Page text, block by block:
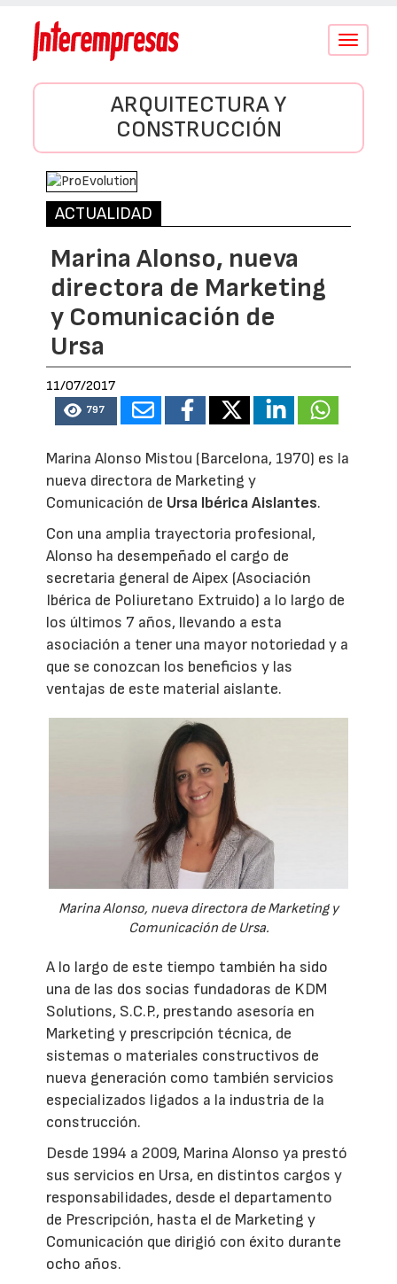
Conmutar
ARQUITECTURA Y
CONSTRUCCIÓN
ACTUALIDAD
Marina Alonso, nueva
directora de Marketing
y Comunicación de
Ursa
11/07/2017
797
Marina Alonso Mistou (Barcelona, 1970) es la
nueva directora de Marketing y
Comunicación de Ursa Ibérica Aislantes.
Con una amplia trayectoria profesional,
Alonso ha desempeñado el cargo de
secretaria general de Aipex (Asociación
Ibérica de Poliuretano Extruido) a lo largo de
los últimos 7 años, llevando a esta
asociación a tener una mayor notoriedad y a
que se conozcan los beneficios y las
ventajas de este material aislante.
Marina Alonso, nueva directora de Marketing y
Comunicación de Ursa.
A lo largo de este tiempo también ha sido
una de las dos socias fundadoras de KDM
Solutions, S.C.P., prestando asesoría en
Marketing y prescripción técnica, de
sistemas o materiales constructivos de
nueva generación como también servicios
especializados ligados a la industria de la
construcción.
Desde 1994 a 2009, Marina Alonso ya prestó
sus servicios en Ursa, en distintos cargos y
responsabilidades, desde el departamento
de Prescripción, hasta el de Marketing y
Comunicación que dirigió con éxito durante
ocho años.